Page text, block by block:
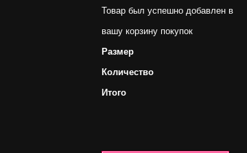
Товар был успешно добавлен в
вашу корзину покупок
Размер
Количество
Итого